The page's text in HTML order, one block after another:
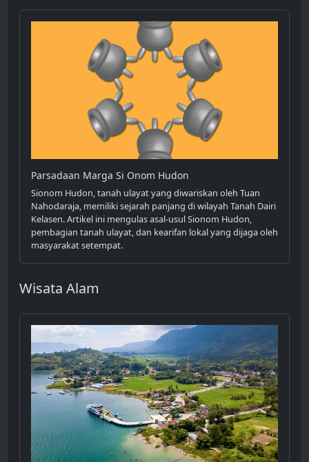
Parsadaan Marga Si Onom Hudon
Sionom Hudon, tanah ulayat yang diwariskan oleh Tuan
Nahodaraja, memiliki sejarah panjang di wilayah Tanah Dairi
Kelasen. Artikel ini mengulas asal-usul Sionom Hudon,
pembagian tanah ulayat, dan kearifan lokal yang dijaga oleh
masyarakat setempat.
Wisata Alam